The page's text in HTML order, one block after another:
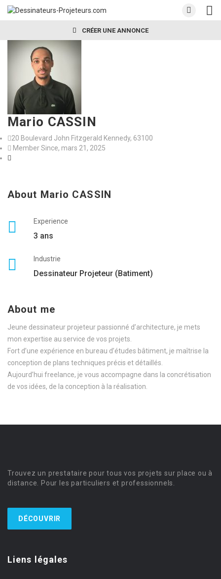
CRÉER UNE ANNONCE
Mario CASSIN
20 Boulevard John Fitzgerald Kennedy, 63100
Member Since, mars 21, 2025
About Mario CASSIN
Experience
3 ans
Industrie
Dessinateur Projeteur (Batiment)
About me
Jeune dessinateur projeteur passionné d’architecture, je mets
mon expertise au service de vos projets.
Fort d’une expérience en bureau d’études bâtiment, je maîtrise la
conception de plans techniques précis et détaillés.
Aujourd’hui freelance, je vous accompagne dans la concrétisation
de vos idées, de la conception à la réalisation.
Trouvez un prestataire pour tous vos projets sur place ou à
distance. Pour les particuliers et professionnels.
DÉCOUVRIR
Liens légales